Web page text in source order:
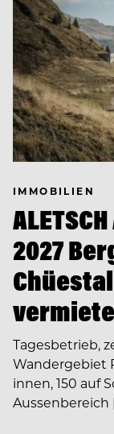
IMMOBILIEN
2027
Tagesbetrieb,
Wandergebiet
innen, 150 auf
Aussenbereich